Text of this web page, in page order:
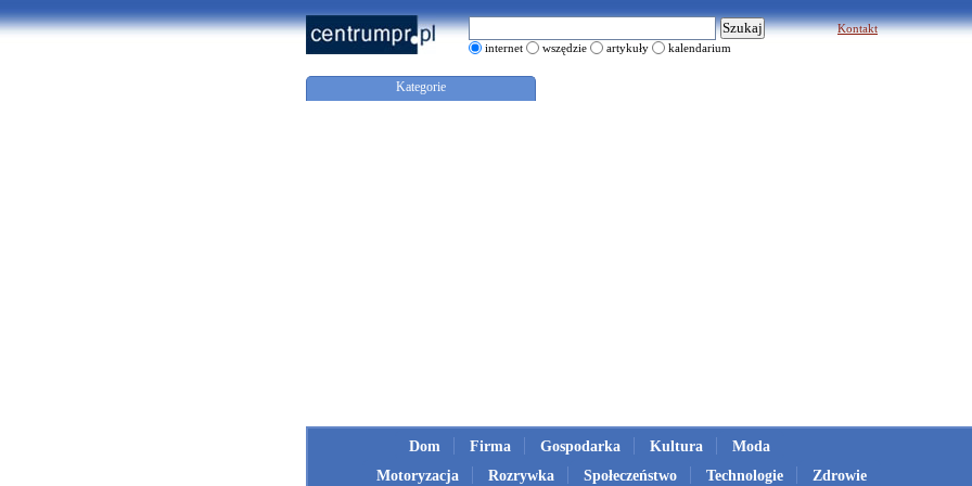
internet wszędzie artykuły kalendarium
Kontakt
Kategorie
Dom Firma Gospodarka Kultura
Moda
Motoryzacja
Rozrywka Społeczeństwo Technologie Zdrowie